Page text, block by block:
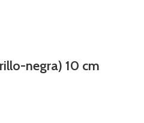
negra) 10 cm